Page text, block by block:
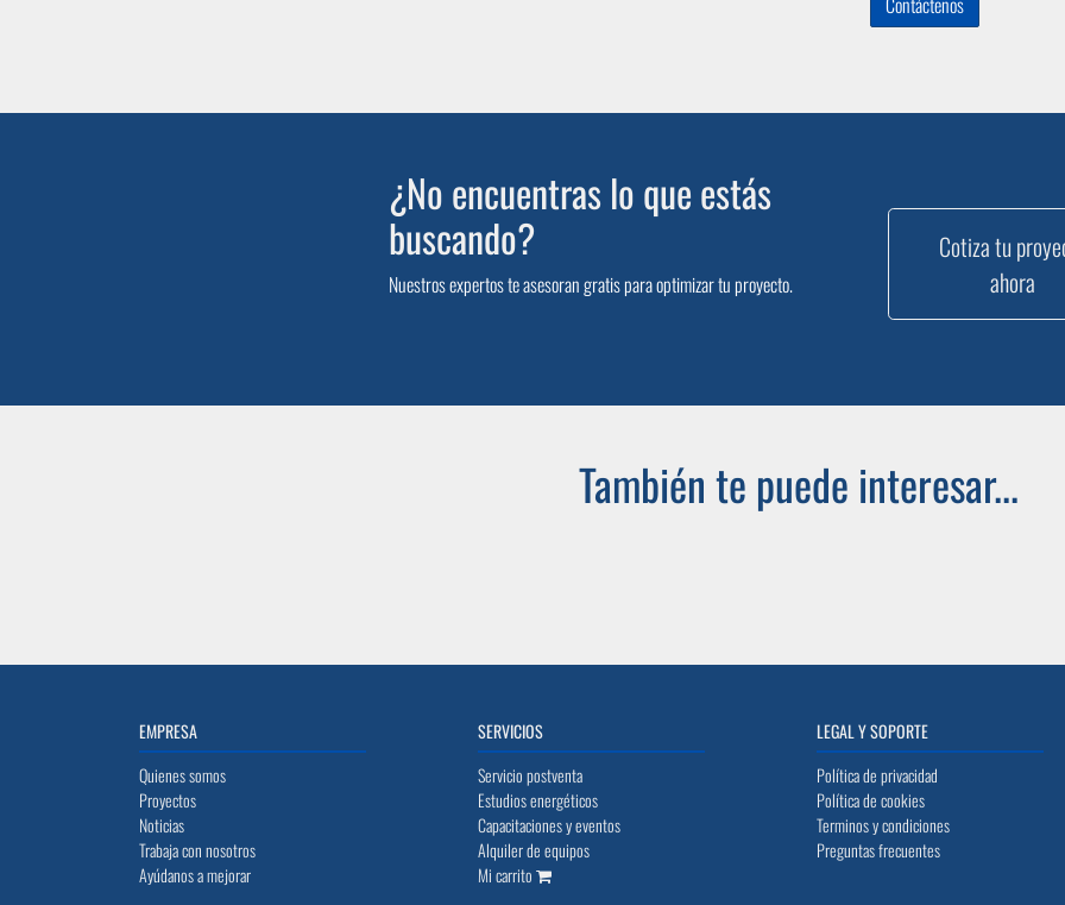
¿No encuentras lo que estás
EMPRESA
Quienes somos
Proyectos
Noticias
Trabaja con nosotros
Ayúdanos a mejorar
SERVICIOS
Servicio postventa
Estudios energéticos
Capacitaciones y eventos
Alquiler de equipos
Mi carrito
LEGAL Y SOPORTE
Política de privacidad
Política de cookies
Terminos y condiciones
Preguntas frecuentes